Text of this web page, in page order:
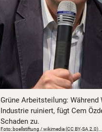
Grüne Arbeitsteilung:
Industrie ruiniert, fügt Cem
Schaden zu.
Foto: boellstiftung / wikimedia (CC BY-SA 2.0)